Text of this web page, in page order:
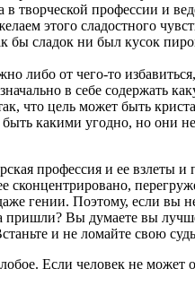
творческой профессии и
этого сладостного
бы сладок ни был кусок
либо от чего-то
в себе содержать
что цель может быть
какими угодно, но они
профессия и ее взлеты
сконцентрировано,
гении. Поэтому, если вы
пришли? Вы думаете вы
и не ломайте свою
Если человек не может